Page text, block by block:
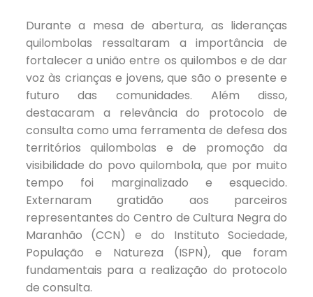
Durante a mesa de abertura, as lideranças
quilombolas ressaltaram a importância de
fortalecer a união entre os quilombos e de dar
voz às crianças e jovens, que são o presente e
futuro das comunidades. Além disso,
destacaram a relevância do protocolo de
consulta como uma ferramenta de defesa dos
territórios quilombolas e de promoção da
visibilidade do povo quilombola, que por muito
tempo foi marginalizado e esquecido.
Externaram gratidão aos parceiros
representantes do Centro de Cultura Negra do
Maranhão (CCN) e do Instituto Sociedade,
População e Natureza (ISPN), que foram
fundamentais para a realização do protocolo
de consulta.